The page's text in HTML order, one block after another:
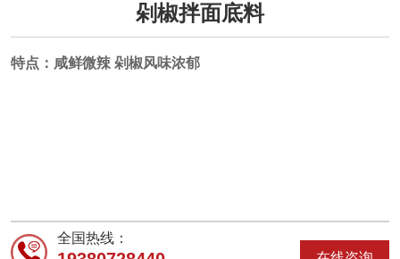
剁椒拌面底料
特点：咸鲜微辣 剁椒风味浓郁
全国热线：